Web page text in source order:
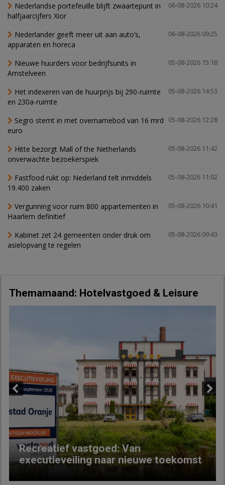
06-08-2026 10:24
Nederlandse portefeuille blijft zwaartepunt in
halfjaarcijfers Xior
06-08-2026 09:25
Nederlander geeft meer uit aan auto’s,
apparaten en horeca
05-08-2026 15:18
Nieuwe huurders voor bedrijfsunits in
Amstelveen
05-08-2026 14:53
Het indexeren van de huurprijs bij 290-ruimte
en 230a-ruimte
05-08-2026 12:28
Segro stemt in met overnamebod van 16 mrd
euro
05-08-2026 11:42
Hitte bezorgt Mall of the Netherlands
onverwachte bezoekerspiek
05-08-2026 11:02
Fastfood rukt op: Nederland telt inmiddels
19.400 zaken
05-08-2026 10:41
Vergunning voor ruim 800 appartementen in
Haarlem definitief
05-08-2026 09:43
Kabinet zet 24 gemeenten onder druk om
asielopvang te regelen
Themamaand: Hotelvastgoed & Leisure
Recreatief vastgoed: Van
executieveiling naar nieuwe toekomst
Next